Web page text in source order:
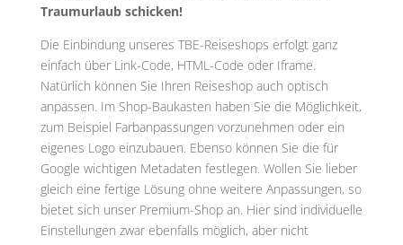
Traumurlaub schicken!
Die Einbindung unseres TBE-Reiseshops erfolgt ganz
einfach über Link-Code, HTML-Code oder Iframe.
Natürlich können Sie Ihren Reiseshop auch optisch
anpassen. Im Shop-Baukasten haben Sie die Möglichkeit,
zum Beispiel Farbanpassungen vorzunehmen oder ein
eigenes Logo einzubauen. Ebenso können Sie die für
Google wichtigen Metadaten festlegen. Wollen Sie lieber
gleich eine fertige Lösung ohne weitere Anpassungen, so
bietet sich unser Premium-Shop an. Hier sind individuelle
Einstellungen zwar ebenfalls möglich, aber nicht